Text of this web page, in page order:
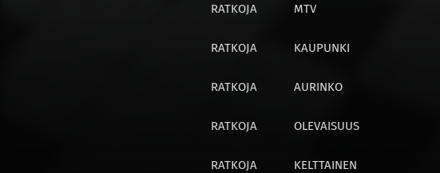
RATKOJA MTV
RATKOJA KAUPUNKI
RATKOJA AURINKO
RATKOJA OLEVAISUUS
RATKOJA KELTTAINEN